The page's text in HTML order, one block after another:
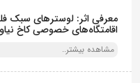
معرفی اثر: لوسترهای سبک
اقامتگاه‌های خصوصی کاخ
مشاهده بیشتر..